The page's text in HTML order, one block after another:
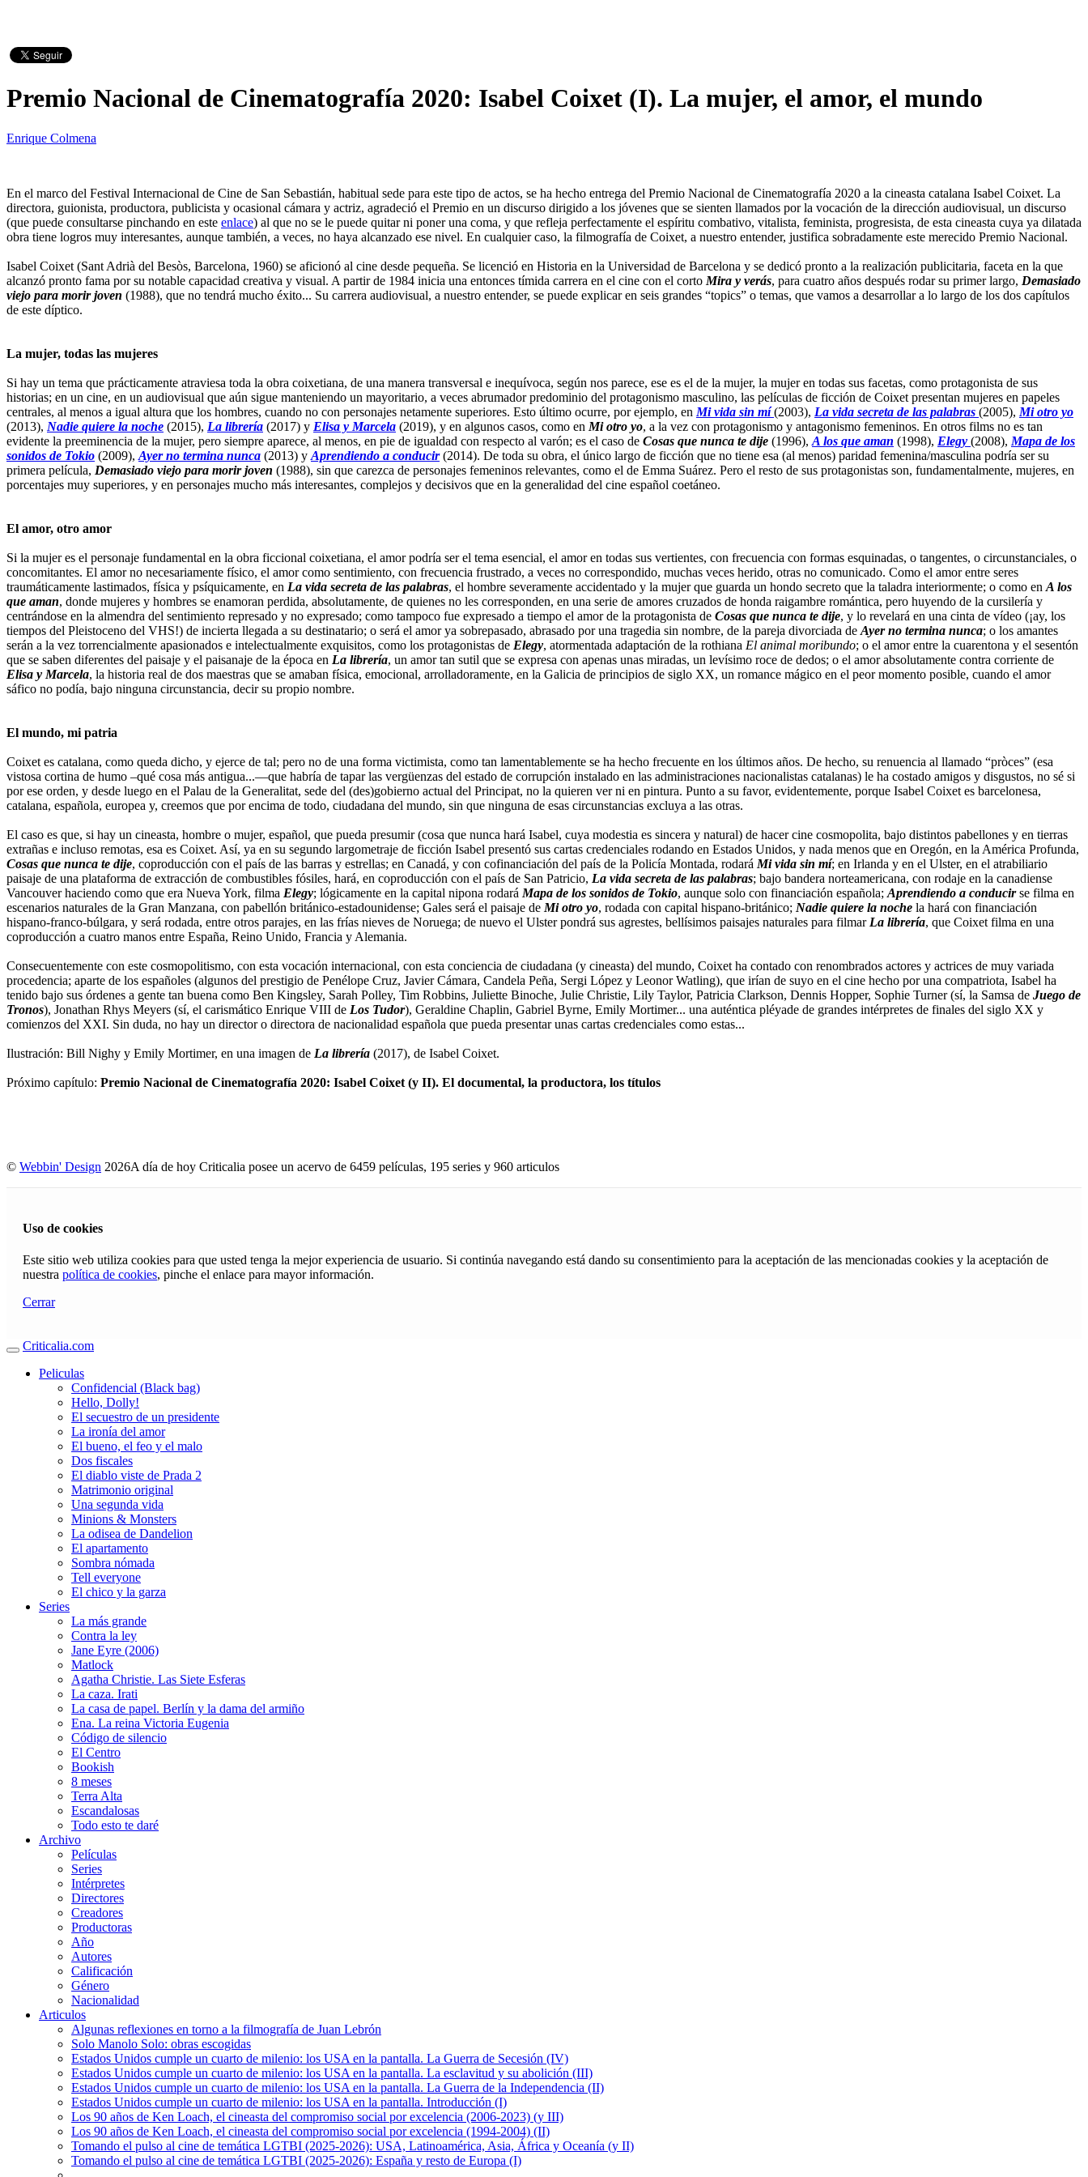
Premio Nacional de Cinematografía 2020: Isabel Coixet (I). La mujer, el amor, el mundo
Enrique Colmena
En el marco del Festival Internacional de Cine de San Sebastián, habitual sede para este tipo de actos, se ha hecho entrega del Premio Nacional de Cinematografía 2020 a la cineasta catalana Isabel Coixet. La
directora, guionista, productora, publicista y ocasional cámara y actriz, agradeció el Premio en un discurso dirigido a los jóvenes que se sienten llamados por la vocación de la dirección audiovisual, un discurso
(que puede consultarse pinchando en este enlace) al que no se le puede quitar ni poner una coma, y que refleja perfectamente el espíritu combativo, vitalista, feminista, progresista, de esta cineasta cuya ya dilatada
obra tiene logros muy interesantes, aunque también, a veces, no haya alcanzado ese nivel. En cualquier caso, la filmografía de Coixet, a nuestro entender, justifica sobradamente este merecido Premio Nacional.
Isabel Coixet (Sant Adrià del Besòs, Barcelona, 1960) se aficionó al cine desde pequeña. Se licenció en Historia en la Universidad de Barcelona y se dedicó pronto a la realización publicitaria, faceta en la que
alcanzó pronto fama por su notable capacidad creativa y visual. A partir de 1984 inicia una entonces tímida carrera en el cine con el corto Mira y verás, para cuatro años después rodar su primer largo, Demasiado
viejo para morirjoven (1988), que no tendrá mucho éxito... Su carrera audiovisual, a nuestro entender, se puede explicar en seis grandes “topics” o temas, que vamos a desarrollar a lo largo de los dos capítulos
de este díptico.
La mujer, todas las mujeres
Si hay un tema que prácticamente atraviesa toda la obra coixetiana, de una manera transversal e inequívoca, según nos parece, ese es el de la mujer, la mujer en todas sus facetas, como protagonista de sus
historias; en un cine, en un audiovisual que aún sigue manteniendo un mayoritario, a veces abrumador predominio del protagonismo masculino, las películas de ficción de Coixet presentan mujeres en papeles
centrales, al menos a igual altura que los hombres, cuando no con personajes netamente superiores. Esto último ocurre, por ejemplo, en Mi vida sin mí (2003), La vida secreta de las palabras (2005), Mi otro yo
(2013), Nadie quiere la noche (2015), La librería (2017) y Elisa y Marcela (2019), y en algunos casos, como en Mi otro yo, a la vez con protagonismo y antagonismo femeninos. En otros films no es tan
evidente la preeminencia de la mujer, pero siempre aparece, al menos, en pie de igualdad con respecto al varón; es el caso de Cosas que nunca te dije (1996), A los que aman (1998), Elegy (2008), Mapa de los
sonidos de Tokio (2009), Ayer no termina nunca (2013) y Aprendiendo a conducir(2014). De toda su obra, el único largo de ficción que no tiene esa (al menos) paridad femenina/masculina podría ser su
primera película, Demasiado viejo para morir joven (1988), sin que carezca de personajes femeninos relevantes, como el de Emma Suárez. Pero el resto de sus protagonistas son, fundamentalmente, mujeres, en
porcentajes muy superiores, y en personajes mucho más interesantes, complejos y decisivos que en la generalidad del cine español coetáneo.
El amor, otro amor
Si la mujer es el personaje fundamental en la obra ficcional coixetiana, el amor podría ser el tema esencial, el amor en todas sus vertientes, con frecuencia con formas esquinadas, o tangentes, o circunstanciales, o
concomitantes. El amor no necesariamente físico, el amor como sentimiento, con frecuencia frustrado, a veces no correspondido, muchas veces herido, otras no comunicado. Como el amor entre seres
traumáticamente lastimados, física y psíquicamente, en La vida secreta de las palabras, el hombre severamente accidentado y la mujer que guarda un hondo secreto que la taladra interiormente; o como en A los
que aman, donde mujeres y hombres se enamoran perdida, absolutamente, de quienes no les corresponden, en una serie de amores cruzados de honda raigambre romántica, pero huyendo de la cursilería y
centrándose en la almendra del sentimiento represado y no expresado; como tampoco fue expresado a tiempo el amor de la protagonista de Cosas que nunca te dije, y lo revelará en una cinta de vídeo (¡ay, los
tiempos del Pleistoceno del VHS!) de incierta llegada a su destinatario; o será el amor ya sobrepasado, abrasado por una tragedia sin nombre, de la pareja divorciada de Ayer no termina nunca; o los amantes
serán a la vez torrencialmente apasionados e intelectualmente exquisitos, como los protagonistas de Elegy, atormentada adaptación de la rothiana El animal moribundo; o el amor entre la cuarentona y el sesentón
que se saben diferentes del paisaje y el paisanaje de la época en La librería, un amor tan sutil que se expresa con apenas unas miradas, un levísimo roce de dedos; o el amor absolutamente contra corriente de
Elisa y Marcela, la historia real de dos maestras que se amaban física, emocional, arrolladoramente, en la Galicia de principios de siglo XX, un romance mágico en el peor momento posible, cuando el amor
sáfico no podía, bajo ninguna circunstancia, decir su propio nombre.
El mundo, mi patria
Coixet es catalana, como queda dicho, y ejerce de tal; pero no de una forma victimista, como tan lamentablemente se ha hecho frecuente en los últimos años. De hecho, su renuencia al llamado “pròces” (esa
vistosa cortina de humo –qué cosa más antigua...—que habría de tapar las vergüenzas del estado de corrupción instalado en las administraciones nacionalistas catalanas) le ha costado amigos y disgustos, no sé si
por ese orden, y desde luego en el Palau de la Generalitat, sede del (des)gobierno actual del Principat, no la quieren ver ni en pintura. Punto a su favor, evidentemente, porque Isabel Coixet es barcelonesa,
catalana, española, europea y, creemos que por encima de todo, ciudadana del mundo, sin que ninguna de esas circunstancias excluya a las otras.
El caso es que, si hay un cineasta, hombre o mujer, español, que pueda presumir (cosa que nunca hará Isabel, cuya modestia es sincera y natural) de hacer cine cosmopolita, bajo distintos pabellones y en tierras
extrañas e incluso remotas, esa es Coixet. Así, ya en su segundo largometraje de ficción Isabel presentó sus cartas credenciales rodando en Estados Unidos, y nada menos que en Oregón, en la América Profunda,
Cosas que nunca te dije, coproducción con el país de las barras y estrellas; en Canadá, y con cofinanciación del país de la Policía Montada, rodará Mi vida sin mí; en Irlanda y en el Ulster, en el atrabiliario
paisaje de una plataforma de extracción de combustibles fósiles, hará, en coproducción con el país de San Patricio, La vida secreta de las palabras; bajo bandera norteamericana, con rodaje en la canadiense
Vancouver haciendo como que era Nueva York, filma Elegy; lógicamente en la capital nipona rodará Mapa de los sonidos de Tokio, aunque solo con financiación española; Aprendiendo a conducirse filma en
escenarios naturales de la Gran Manzana, con pabellón británico-estadounidense; Gales será el paisaje de Mi otro yo, rodada con capital hispano-británico; Nadie quiere la noche la hará con financiación
hispano-franco-búlgara, y será rodada, entre otros parajes, en las frías nieves de Noruega; de nuevo el Ulster pondrá sus agrestes, bellísimos paisajes naturales para filmar La librería, que Coixet filma en una
coproducción a cuatro manos entre España, Reino Unido, Francia y Alemania.
Consecuentemente con este cosmopolitismo, con esta vocación internacional, con esta conciencia de ciudadana (y cineasta) del mundo, Coixet ha contado con renombrados actores y actrices de muy variada
procedencia; aparte de los españoles (algunos del prestigio de Penélope Cruz, Javier Cámara, Candela Peña, Sergi López y Leonor Watling), que irían de suyo en el cine hecho por una compatriota, Isabel ha
tenido bajo sus órdenes a gente tan buena como Ben Kingsley, Sarah Polley, Tim Robbins, Juliette Binoche, Julie Christie, Lily Taylor, Patricia Clarkson, Dennis Hopper, Sophie Turner (sí, la Samsa de Juego de
Tronos), Jonathan Rhys Meyers (sí, el carismático Enrique VIII de Los Tudor), Geraldine Chaplin, Gabriel Byrne, Emily Mortimer... una auténtica pléyade de grandes intérpretes de finales del siglo XX y
comienzos del XXI. Sin duda, no hay un director o directora de nacionalidad española que pueda presentar unas cartas credenciales como estas...
Ilustración: Bill Nighy y Emily Mortimer, en una imagen de La librería (2017), de Isabel Coixet.
Próximo capítulo: Premio Nacional de Cinematografía 2020: Isabel Coixet (y II). El documental, la productora, los títulos
© Webbin' Design 2026A día de hoy Criticalia posee un acervo de 6459 películas, 195 series y 960 articulos
Uso de cookies
Este sitio web utiliza cookies para que usted tenga la mejor experiencia de usuario. Si continúa navegando está dando su consentimiento para la aceptación de las mencionadas cookies y la aceptación de
nuestra política de cookies, pinche el enlace para mayor información.
Cerrar
Criticalia.com
Peliculas
Confidencial (Black bag)
Hello, Dolly!
El secuestro de un presidente
La ironía del amor
El bueno, el feo y el malo
Dos fiscales
El diablo viste de Prada 2
Matrimonio original
Una segunda vida
Minions & Monsters
La odisea de Dandelion
El apartamento
Sombra nómada
Tell everyone
El chico y la garza
Series
La más grande
Contra la ley
Jane Eyre (2006)
Matlock
Agatha Christie. Las Siete Esferas
La caza. Irati
La casa de papel. Berlín y la dama del armiño
Ena. La reina Victoria Eugenia
Código de silencio
El Centro
Bookish
8 meses
Terra Alta
Escandalosas
Todo esto te daré
Archivo
Películas
Series
Intérpretes
Directores
Creadores
Productoras
Año
Autores
Calificación
Género
Nacionalidad
Articulos
Algunas reflexiones en torno a la filmografía de Juan Lebrón
Solo Manolo Solo: obras escogidas
Estados Unidos cumple un cuarto de milenio: los USA en la pantalla. La Guerra de Secesión (IV)
Estados Unidos cumple un cuarto de milenio: los USA en la pantalla. La esclavitud y su abolición (III)
Estados Unidos cumple un cuarto de milenio: los USA en la pantalla. La Guerra de la Independencia (II)
Estados Unidos cumple un cuarto de milenio: los USA en la pantalla. Introducción (I)
Los 90 años de Ken Loach, el cineasta del compromiso social por excelencia (2006-2023) (y III)
Los 90 años de Ken Loach, el cineasta del compromiso social por excelencia (1994-2004) (II)
Tomando el pulso al cine de temática LGTBI (2025-2026): USA, Latinoamérica, Asia, África y Oceanía (y II)
Tomando el pulso al cine de temática LGTBI (2025-2026): España y resto de Europa (I)